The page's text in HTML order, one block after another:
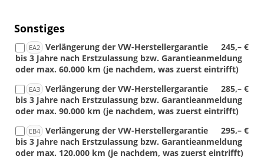
Sonstiges
EA2 245,– €
Verlängerung der VW-Herstellergarantie
bis 3 Jahre nach Erstzulassung bzw. Garantieanmeldung
oder max. 60.000 km (je nachdem, was zuerst eintrifft)
EA3 285,– €
Verlängerung der VW-Herstellergarantie
bis 3 Jahre nach Erstzulassung bzw. Garantieanmeldung
oder max. 90.000 km (je nachdem, was zuerst eintrifft)
EB4 295,– €
Verlängerung der VW-Herstellergarantie
bis 3 Jahre nach Erstzulassung bzw. Garantieanmeldung
oder max. 120.000 km (je nachdem, was zuerst eintrifft)